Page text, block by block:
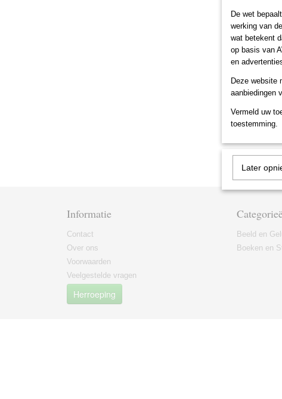
Informatie
Contact
Over ons
Voorwaarden
Veelgestelde vragen
Herroeping
Beeld en
Boeken en
De wet
werking van
wat betekent
op basis van
en
Deze website
aanbiedingen
Vermeld uw
toestemming.
Later